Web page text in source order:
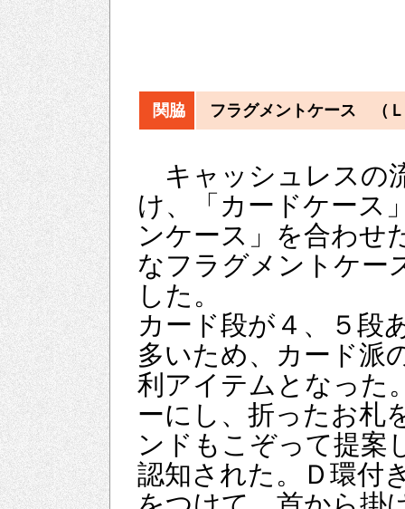
関脇 フラグメントケース （
キャッシュレスの
け、「カードケース
ンケース」を合わせ
なフラグメントケー
した。
カード段が４、５段
多いため、カード派
利アイテムとなった
ーにし、折ったお札
ンドもこぞって提案
認知された。Ｄ環付